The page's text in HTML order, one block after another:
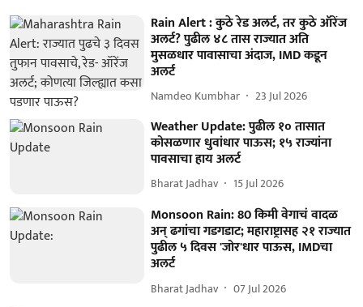
Rain Alert : कुठे रेड अलर्ट, तर कुठे ऑरेंज
अलर्ट? पुढील ४८ तास राज्यात अति
मुसळधार पावासाचा अंदाज, IMD कडून
अलर्ट
Namdeo Kumbhar 23 Jul 2026
Weather Update: पुढील १० तासात
कोसळणार धुवांधार पाऊस; १५ राज्यांना
पावसाचा हाय अलर्ट
Bharat Jadhav 15 Jul 2026
Monsoon Rain: 80 किमी वेगाचं वादळ
अन् ढगांचा गडगडाट; महाराष्ट्रासह २१ राज्यात
पुढील ५ दिवस 'जोर'धार पाऊस, IMDचा
अलर्ट
Bharat Jadhav 07 Jul 2026